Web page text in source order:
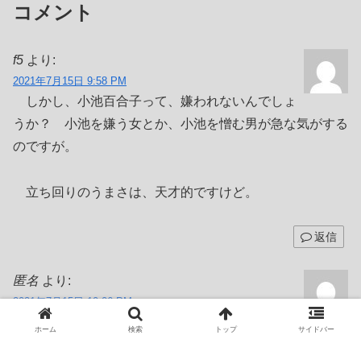
コメント
f5 より:
2021年7月15日 9:58 PM
しかし、小池百合子って、嫌われないんでしょ
うか？ 小池を嫌う女とか、小池を憎む男が急な気がする
のですが。
立ち回りのうまさは、天才的ですけど。
返信
匿名 より:
2021年7月15日 10:06 PM
2Fが文を招待するといったらしい。
ホーム 検索 トップ サイドバー